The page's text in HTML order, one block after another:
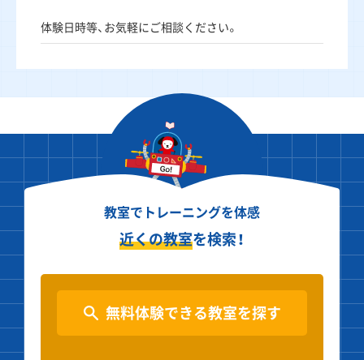
体験日時等、お気軽にご相談ください。
教室でトレーニングを体感
近くの教室を検索！
無料体験できる教室を探す